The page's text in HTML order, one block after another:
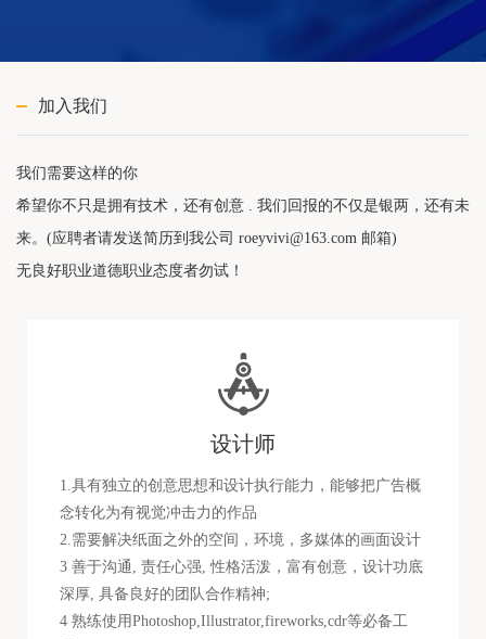
加入我们
我们需要这样的你
希望你不只是拥有技术，还有创意 . 我们回报的不仅是银两，还有未
来。(应聘者请发送简历到我公司 roeyvivi@163.com 邮箱)
无良好职业道德职业态度者勿试！
设计师
1.具有独立的创意思想和设计执行能力，能够把广告概
念转化为有视觉冲击力的作品
2.需要解决纸面之外的空间，环境，多媒体的画面设计
3 善于沟通, 责任心强, 性格活泼，富有创意，设计功底
深厚, 具备良好的团队合作精神;
4 熟练使用Photoshop,Illustrator,fireworks,cdr等必备工